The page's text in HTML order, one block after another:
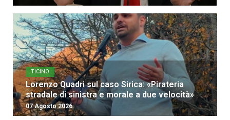
TICINO
Lorenzo Quadri sul caso Sirica: «Pirateria
stradale di sinistra e morale a due velocità»
07 Agosto 2026